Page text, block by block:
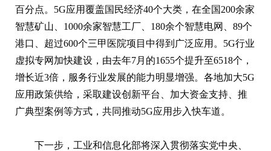
百分点。5G应用覆盖国民经济40个大类，在全国200余家
智慧矿山、1000余家智慧工厂、180余个智慧电网、89个
港口、超过600个三甲医院项目中得到广泛应用。5G行业
虚拟专网加快建设，由去年7月的1655个提升至6518个，
增长近3倍，服务行业发展的能力明显增强。各地加大5G
应用政策供给，采取建设创新平台、加大资金支持、推
广典型案例等方式，共同推动5G应用步入快车道。
下一步，工业和信息化部将深入贯彻落实党中央、